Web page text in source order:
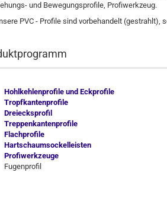
und Bewegungsprofile, Profiwerkzeug.
PVC - Profile sind vorbehandelt
Hohlkehlenprofile und Eckprofile
Tropfkantenprofile
Dreiecksprofil
Treppenkantenprofile
Flachprofile
Hartschaumsockelleisten
Profiwerkzeuge
Fugenprofil